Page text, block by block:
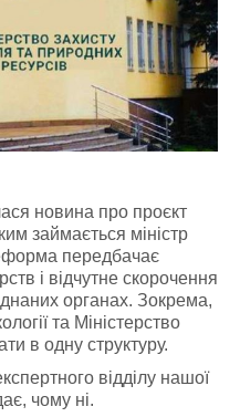
новина про проєкт
займається міністр
передбачає
і відчутне скорочення
органах. Зокрема,
та Міністерство
в одну структуру.
відділу нашої
чому ні.